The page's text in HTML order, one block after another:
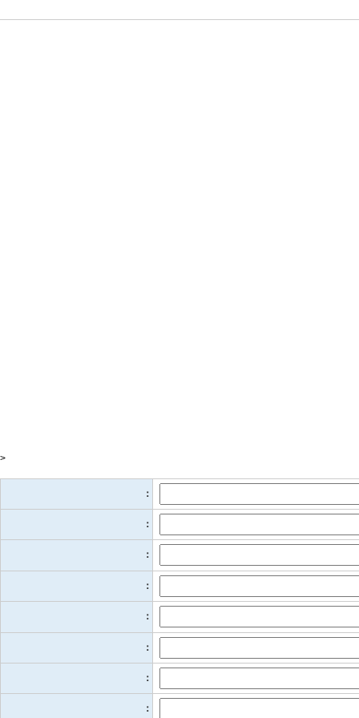
>
：
：
：
：
：
：
：
：